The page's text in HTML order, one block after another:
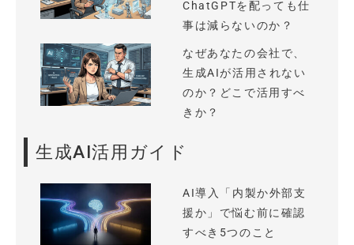
ChatGPTを配っても仕
事は減らないのか？
なぜあなたの会社で、
生成AIが活用されない
のか？どこで活用すべ
きか？
生成AI活用ガイド
AI導入「内製か外部支
援か」で悩む前に確認
すべき5つのこと